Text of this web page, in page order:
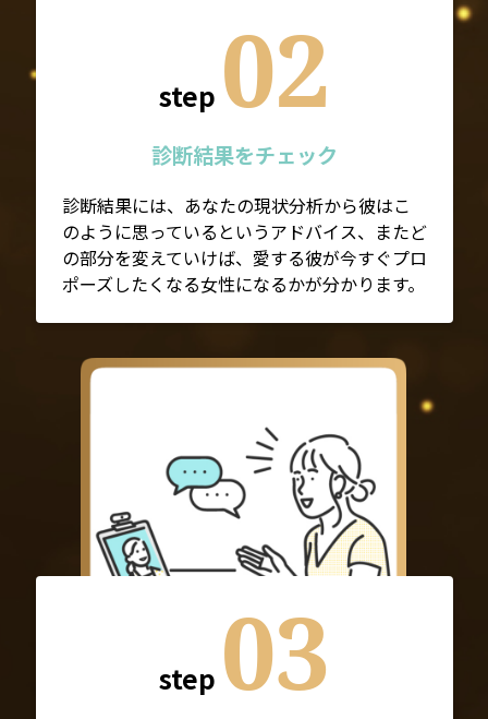
step 02
診断結果をチェック
診断結果には、あなたの現状分析から彼はこ
のように思っているというアドバイス、またど
の部分を変えていけば、愛する彼が今すぐプロ
ポーズしたくなる女性になるかが分かります。
step 03